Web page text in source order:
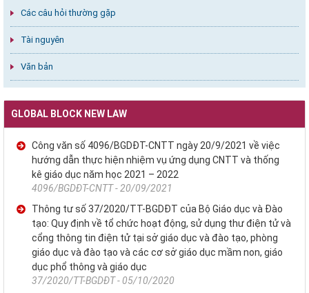
Các câu hỏi thường gặp
Tài nguyên
Văn bản
GLOBAL BLOCK NEW LAW
Công văn số 4096/BGDĐT-CNTT ngày 20/9/2021 về việc
hướng dẫn thực hiện nhiệm vụ ứng dụng CNTT và thống
kê giáo dục năm học 2021 – 2022
4096/BGDĐT-CNTT - 20/09/2021
Thông tư số 37/2020/TT-BGDĐT của Bộ Giáo dục và Đào
tạo: Quy định về tổ chức hoạt động, sử dụng thư điện tử và
cổng thông tin điện tử tại sở giáo dục và đào tạo, phòng
giáo dục và đào tạo và các cơ sở giáo dục mầm non, giáo
dục phổ thông và giáo dục
37/2020/TT-BGDĐT - 05/10/2020